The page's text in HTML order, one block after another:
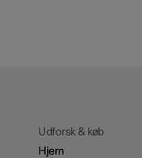
Udforsk & køb
Hjem